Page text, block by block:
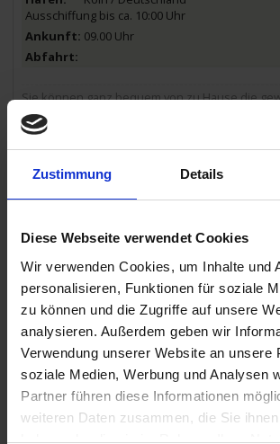
Zustimmung Details
Diese Webseite verwendet Cookies
Wir verwenden Cookies, um Inhalte und
personalisieren, Funktionen für soziale
zu können und die Zugriffe auf unsere
analysieren. Außerdem geben wir
Verwendung unserer Website an unsere
soziale Medien, Werbung und Analysen
Partner führen diese Informationen
weiteren Daten zusammen, die Sie
haben oder die sie im Rahmen Ihrer
Ausschiffung bis ca. 10:00 Uhr
09.00 Uhr
Sie können ganz bequem von zu Hause die
Ausflüge online unter "Mein Phoenix" buchen.
ca. Preise (Preisänderungen möglich) sind in
Buchung freigeschaltet sind. Natürlich können
Änderungen im Programmablauf vorbehalten.
Das ausführliche
MS Alena
Leistungen
Extras buchen
Reisedokumente
weitere Termine